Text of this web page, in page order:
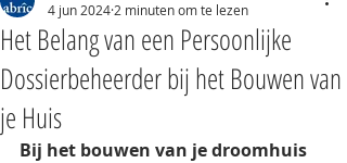
Het Belang van een Persoonlijke
Dossierbeheerder bij het Bouwen van
je Huis
4 jun 2024 2 minuten om te lezen
Bij het bouwen van je droomhuis